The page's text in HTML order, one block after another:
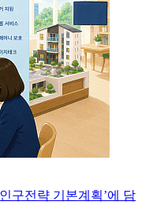
구전략 기본계획’에 담